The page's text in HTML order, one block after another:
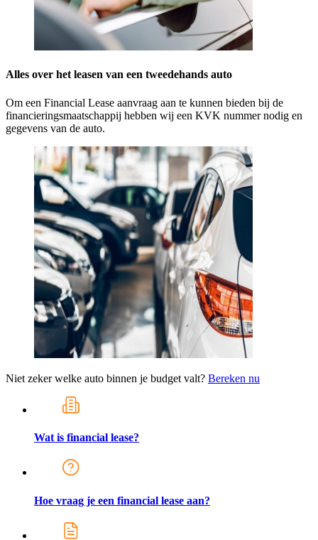
Alles over het leasen van een tweedehands auto
Om een Financial Lease aanvraag aan te kunnen bieden bij de
financieringsmaatschappij hebben wij een KVK nummer nodig en
gegevens van de auto.
Niet zeker welke auto binnen je budget valt? Bereken nu
Wat is financial lease?
Hoe vraag je een financial lease aan?